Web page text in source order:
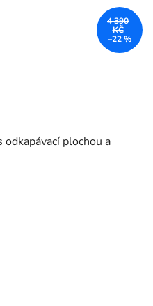
plochou a
4 390
KČ
–22 %